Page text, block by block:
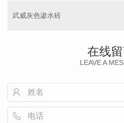
武威灰色渗水砖
在线
LEAVE A